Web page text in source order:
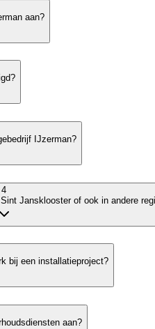
aan?
IJzerman?
4
Jansklooster of ook in andere
bij een installatieproject?
aan?